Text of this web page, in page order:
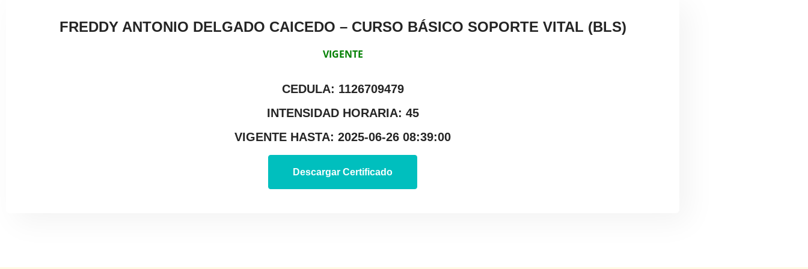
FREDDY ANTONIO DELGADO CAICEDO – CURSO BÁSICO SOPORTE VITAL (BLS)
VIGENTE
CEDULA: 1126709479
INTENSIDAD HORARIA: 45
VIGENTE HASTA: 2025-06-26 08:39:00
Descargar Certificado